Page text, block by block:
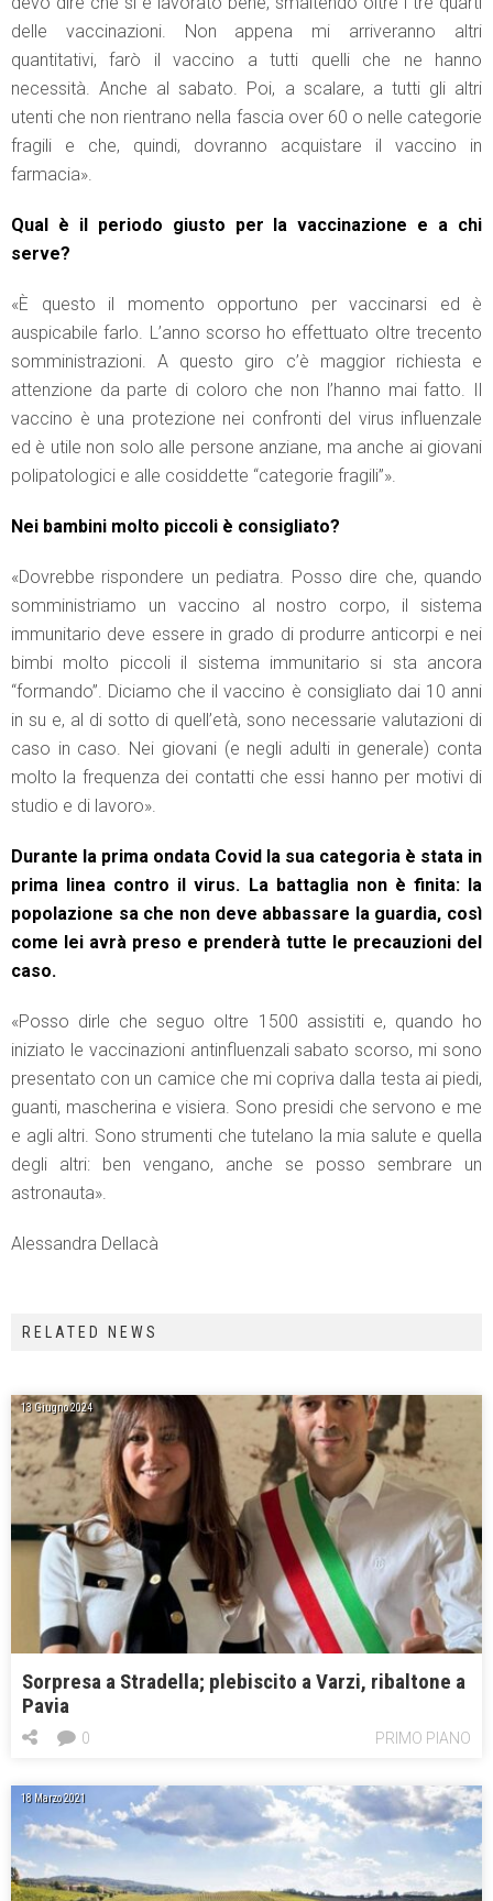
delle vaccinazioni. Non appena mi arriveranno altri
quantitativi, farò il vaccino a tutti quelli che ne hanno
necessità. Anche al sabato. Poi, a scalare, a tutti gli altri
utenti che non rientrano nella fascia over 60 o nelle categorie
fragili e che, quindi, dovranno acquistare il vaccino in
farmacia».
Qual è il periodo giusto per la vaccinazione e a chi
serve?
«È questo il momento opportuno per vaccinarsi ed è
auspicabile farlo. L’anno scorso ho effettuato oltre trecento
somministrazioni. A questo giro c’è maggior richiesta e
attenzione da parte di coloro che non l’hanno mai fatto. Il
vaccino è una protezione nei confronti del virus influenzale
ed è utile non solo alle persone anziane, ma anche ai giovani
polipatologici e alle cosiddette “categorie fragili”».
Nei bambini molto piccoli è consigliato?
«Dovrebbe rispondere un pediatra. Posso dire che, quando
somministriamo un vaccino al nostro corpo, il sistema
immunitario deve essere in grado di produrre anticorpi e nei
bimbi molto piccoli il sistema immunitario si sta ancora
“formando”. Diciamo che il vaccino è consigliato dai 10 anni
in su e, al di sotto di quell’età, sono necessarie valutazioni di
caso in caso. Nei giovani (e negli adulti in generale) conta
molto la frequenza dei contatti che essi hanno per motivi di
studio e di lavoro».
Durante la prima ondata Covid la sua categoria è stata in
prima linea contro il virus. La battaglia non è finita: la
popolazione sa che non deve abbassare la guardia, così
come lei avrà preso e prenderà tutte le precauzioni del
caso.
«Posso dirle che seguo oltre 1500 assistiti e, quando ho
iniziato le vaccinazioni antinfluenzali sabato scorso, mi sono
presentato con un camice che mi copriva dalla testa ai piedi,
guanti, mascherina e visiera. Sono presidi che servono e me
e agli altri. Sono strumenti che tutelano la mia salute e quella
degli altri: ben vengano, anche se posso sembrare un
astronauta».
Alessandra Dellacà
RELATED NEWS
13 Giugno 2024
Sorpresa a Stradella; plebiscito a Varzi, ribaltone a
Pavia
PRIMO PIANO
0
18 Marzo 2021